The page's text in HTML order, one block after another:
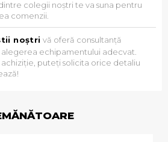
colegii noștri te va suna pentru
comenzii.
noștri vă oferă consultanță
echipamentului adecvat.
puteți solicita orice detaliu